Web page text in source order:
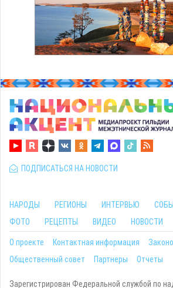
ПОДПИСАТЬСЯ НА НОВОСТИ
НАРОДЫ РЕГИОНЫ ИНТЕРВЬЮ
ФОТО
РЕЦЕПТЫ ВИДЕО НОВОСТИ
О проекте Контактная информация
Общественный совет
Партнеры Отчеты
Зарегистрирован Федеральной службой по